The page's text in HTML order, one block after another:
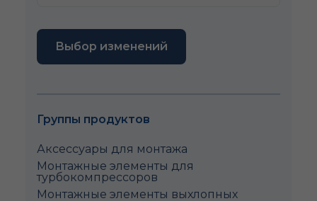
Выбор изменений
Группы продуктов
Аксессуары для монтажа
Монтажные элементы для
турбокомпрессоров
Монтажные элементы выхлопных